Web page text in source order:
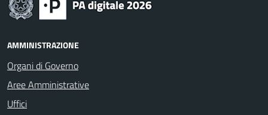
AMMINISTRAZIONE
Organi di Governo
Aree Amministrative
Uffici